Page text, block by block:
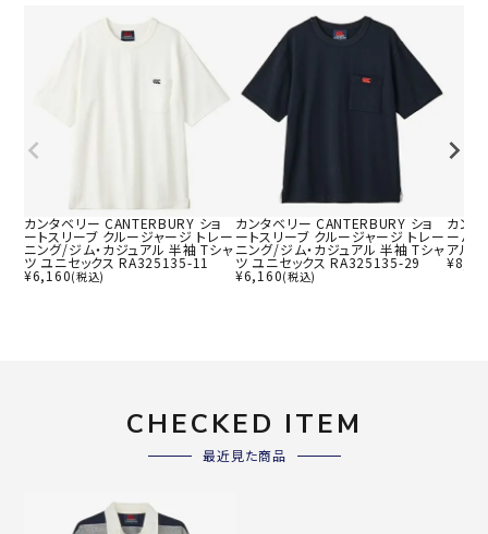
カンタベリー CANTERBURY ショ
ートスリーブ クルージャージ トレー
ニング/ジム・カジュアル 半袖 Tシャ
ツ ユニセックス RA325135-11
¥6,160(税込)
カンタベリー CANTERBURY ショ
ートスリーブ クルージャージ トレー
ニング/ジム・カジュアル 半袖 Tシャ
ツ ユニセックス RA325135-29
¥6,160(税込)
カン
ーパ
アル
¥
CHECKED ITEM
最近見た商品